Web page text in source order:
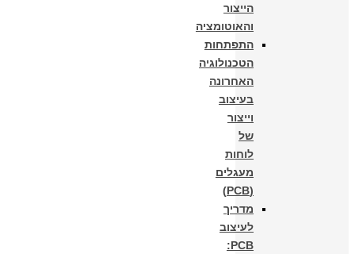
הייצור
והאוטומציה
התפתחות
הטכנולוגיה
האחרונה
בעיצוב
וייצור
של
לוחות
מעגלים
(PCB)
מדריך
לעיצוב
PCB: